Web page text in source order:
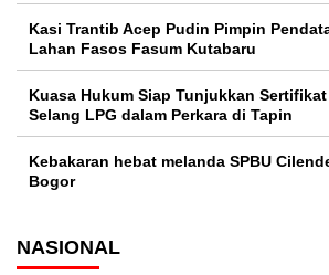
Kasi Trantib Acep Pudin Pimpin
Lahan Fasos Fasum Kutabaru
Kuasa Hukum Siap Tunjukkan
Selang LPG dalam Perkara di Tapin
Kebakaran hebat melanda SPBU
Bogor
NASIONAL